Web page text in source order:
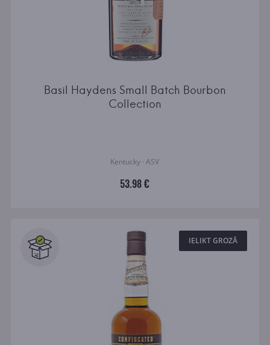
Basil Haydens Small Batch Bourbon
Collection
Kentucky · ASV
53.98 €
IELIKT GROZĀ